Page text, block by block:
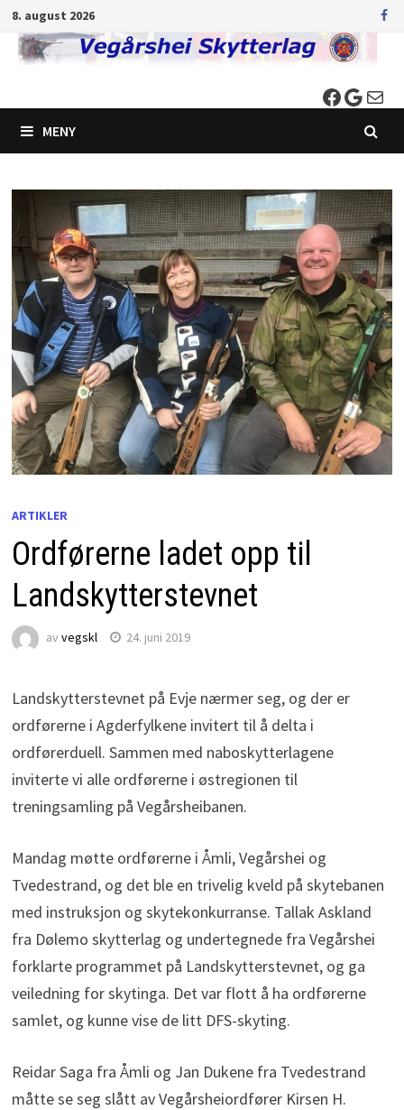
Gå
innhold
8. august 2026
E-post
MENY
ARTIKLER
Ordførerne ladet opp til
Landskytterstevnet
avvegskl 24. juni 2019
Landskytterstevnet på Evje nærmer seg, og der er
ordførerne i Agderfylkene invitert til å delta i
ordførerduell. Sammen med naboskytterlagene
inviterte vi alle ordførerne i østregionen til
treningsamling på Vegårsheibanen.
Mandag møtte ordførerne i Åmli, Vegårshei og
Tvedestrand, og det ble en trivelig kveld på skytebanen
med instruksjon og skytekonkurranse. Tallak Askland
fra Dølemo skytterlag og undertegnede fra Vegårshei
forklarte programmet på Landskytterstevnet, og ga
veiledning for skytinga. Det var flott å ha ordførerne
samlet, og kunne vise de litt DFS-skyting.
Reidar Saga fra Åmli og Jan Dukene fra Tvedestrand
måtte se seg slått av Vegårsheiordfører Kirsen H.